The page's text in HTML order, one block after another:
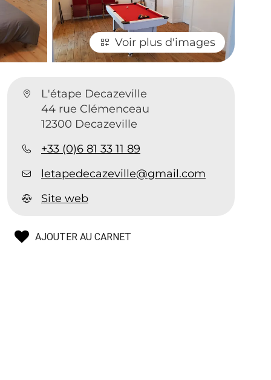
Voir plus d'images
L'étape Decazeville
44 rue Clémenceau
12300 Decazeville
+33 (0)6 81 33 11 89
letapedecazeville@gmail.com
Site web
AJOUTER AU CARNET